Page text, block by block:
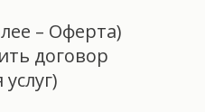
– Оферта)
договор